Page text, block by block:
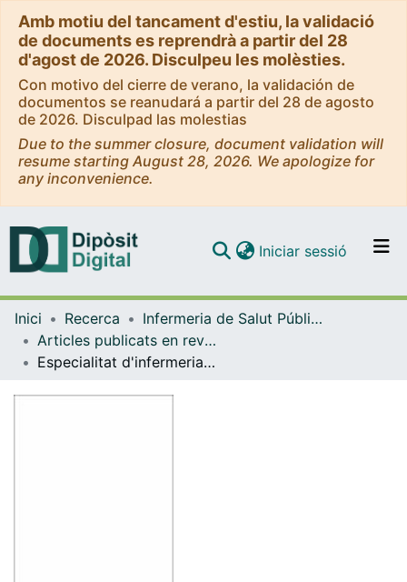
Amb motiu del tancament d'estiu, la validació
de documents es reprendrà a partir del 28
d'agost de 2026. Disculpeu les molèsties.
Con motivo del cierre de verano, la validación de
documentos se reanudará a partir del 28 de agosto
de 2026. Disculpad las molestias
Due to the summer closure, document validation will
resume starting August 28, 2026. We apologize for
any inconvenience.
Navega per tot el DD
Com publicar
Iniciar sessió (current)
Inici Recerca
Infermeria de Salut Pública, Salut Mental i Maternoinfantil
Articles publicats en revistes (Infermeria de Salut Pública, Salut mental i Maternoinfantil)
Especialitat d'infermeria de salut mental: avaluació del programa 'd'immersió teòrica' inicial